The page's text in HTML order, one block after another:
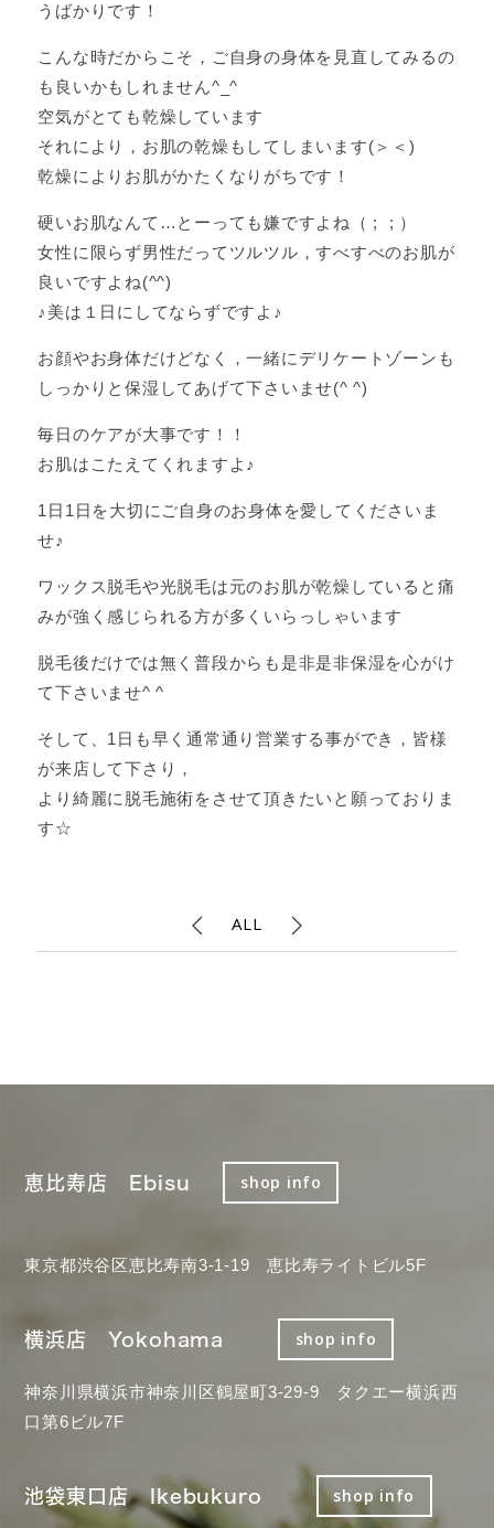
うばかりです！
こんな時だからこそ，ご自身の身体を見直してみるの
も良いかもしれません^_^
空気がとても乾燥しています
それにより，お肌の乾燥もしてしまいます(＞＜)
乾燥によりお肌がかたくなりがちです！
硬いお肌なんて…とーっても嫌ですよね（ ; ; ）
女性に限らず男性だってツルツル，すべすべのお肌が
良いですよね(^^)
♪美は１日にしてならずですよ♪
お顔やお身体だけどなく，一緒にデリケートゾーンも
しっかりと保湿してあげて下さいませ(^ ^)
毎日のケアが大事です！！
お肌はこたえてくれますよ♪
1日1日を大切にご自身のお身体を愛してくださいま
せ♪
ワックス脱毛や光脱毛は元のお肌が乾燥していると痛
みが強く感じられる方が多くいらっしゃいます
脱毛後だけでは無く普段からも是非是非保湿を心がけ
て下さいませ^ ^
そして、1日も早く通常通り営業する事ができ，皆様
が来店して下さり，
より綺麗に脱毛施術をさせて頂きたいと願っておりま
す☆
ALL
恵比寿店 Ebisu shop info
東京都渋谷区恵比寿南3-1-19 恵比寿ライトビル5F
横浜店 Yokohama shop info
神奈川県横浜市神奈川区鶴屋町3-29-9 タクエー横浜西
口第6ビル7F
池袋東口店 Ikebukuro shop info